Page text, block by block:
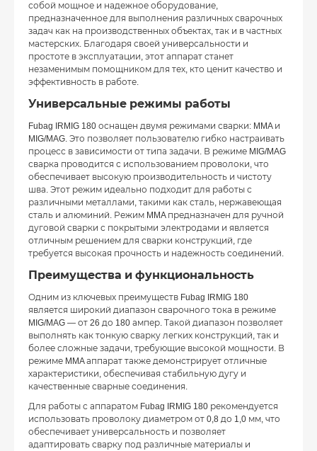
собой мощное и надежное оборудование,
предназначенное для выполнения различных сварочных
задач как на производственных объектах, так и в частных
мастерских. Благодаря своей универсальности и
простоте в эксплуатации, этот аппарат станет
незаменимым помощником для тех, кто ценит качество и
эффективность в работе.
Универсальные режимы работы
Fubag IRMIG 180 оснащен двумя режимами сварки: MMA и
MIG/MAG. Это позволяет пользователю гибко настраивать
процесс в зависимости от типа задачи. В режиме MIG/MAG
сварка проводится с использованием проволоки, что
обеспечивает высокую производительность и чистоту
шва. Этот режим идеально подходит для работы с
различными металлами, такими как сталь, нержавеющая
сталь и алюминий. Режим MMA предназначен для ручной
дуговой сварки с покрытыми электродами и является
отличным решением для сварки конструкций, где
требуется высокая прочность и надежность соединений.
Преимущества и функциональность
Одним из ключевых преимуществ Fubag IRMIG 180
является широкий диапазон сварочного тока в режиме
MIG/MAG — от 26 до 180 ампер. Такой диапазон позволяет
выполнять как тонкую сварку легких конструкций, так и
более сложные задачи, требующие высокой мощности. В
режиме MMA аппарат также демонстрирует отличные
характеристики, обеспечивая стабильную дугу и
качественные сварные соединения.
Для работы с аппаратом Fubag IRMIG 180 рекомендуется
использовать проволоку диаметром от 0,8 до 1,0 мм, что
обеспечивает универсальность и позволяет
адаптировать сварку под различные материалы и